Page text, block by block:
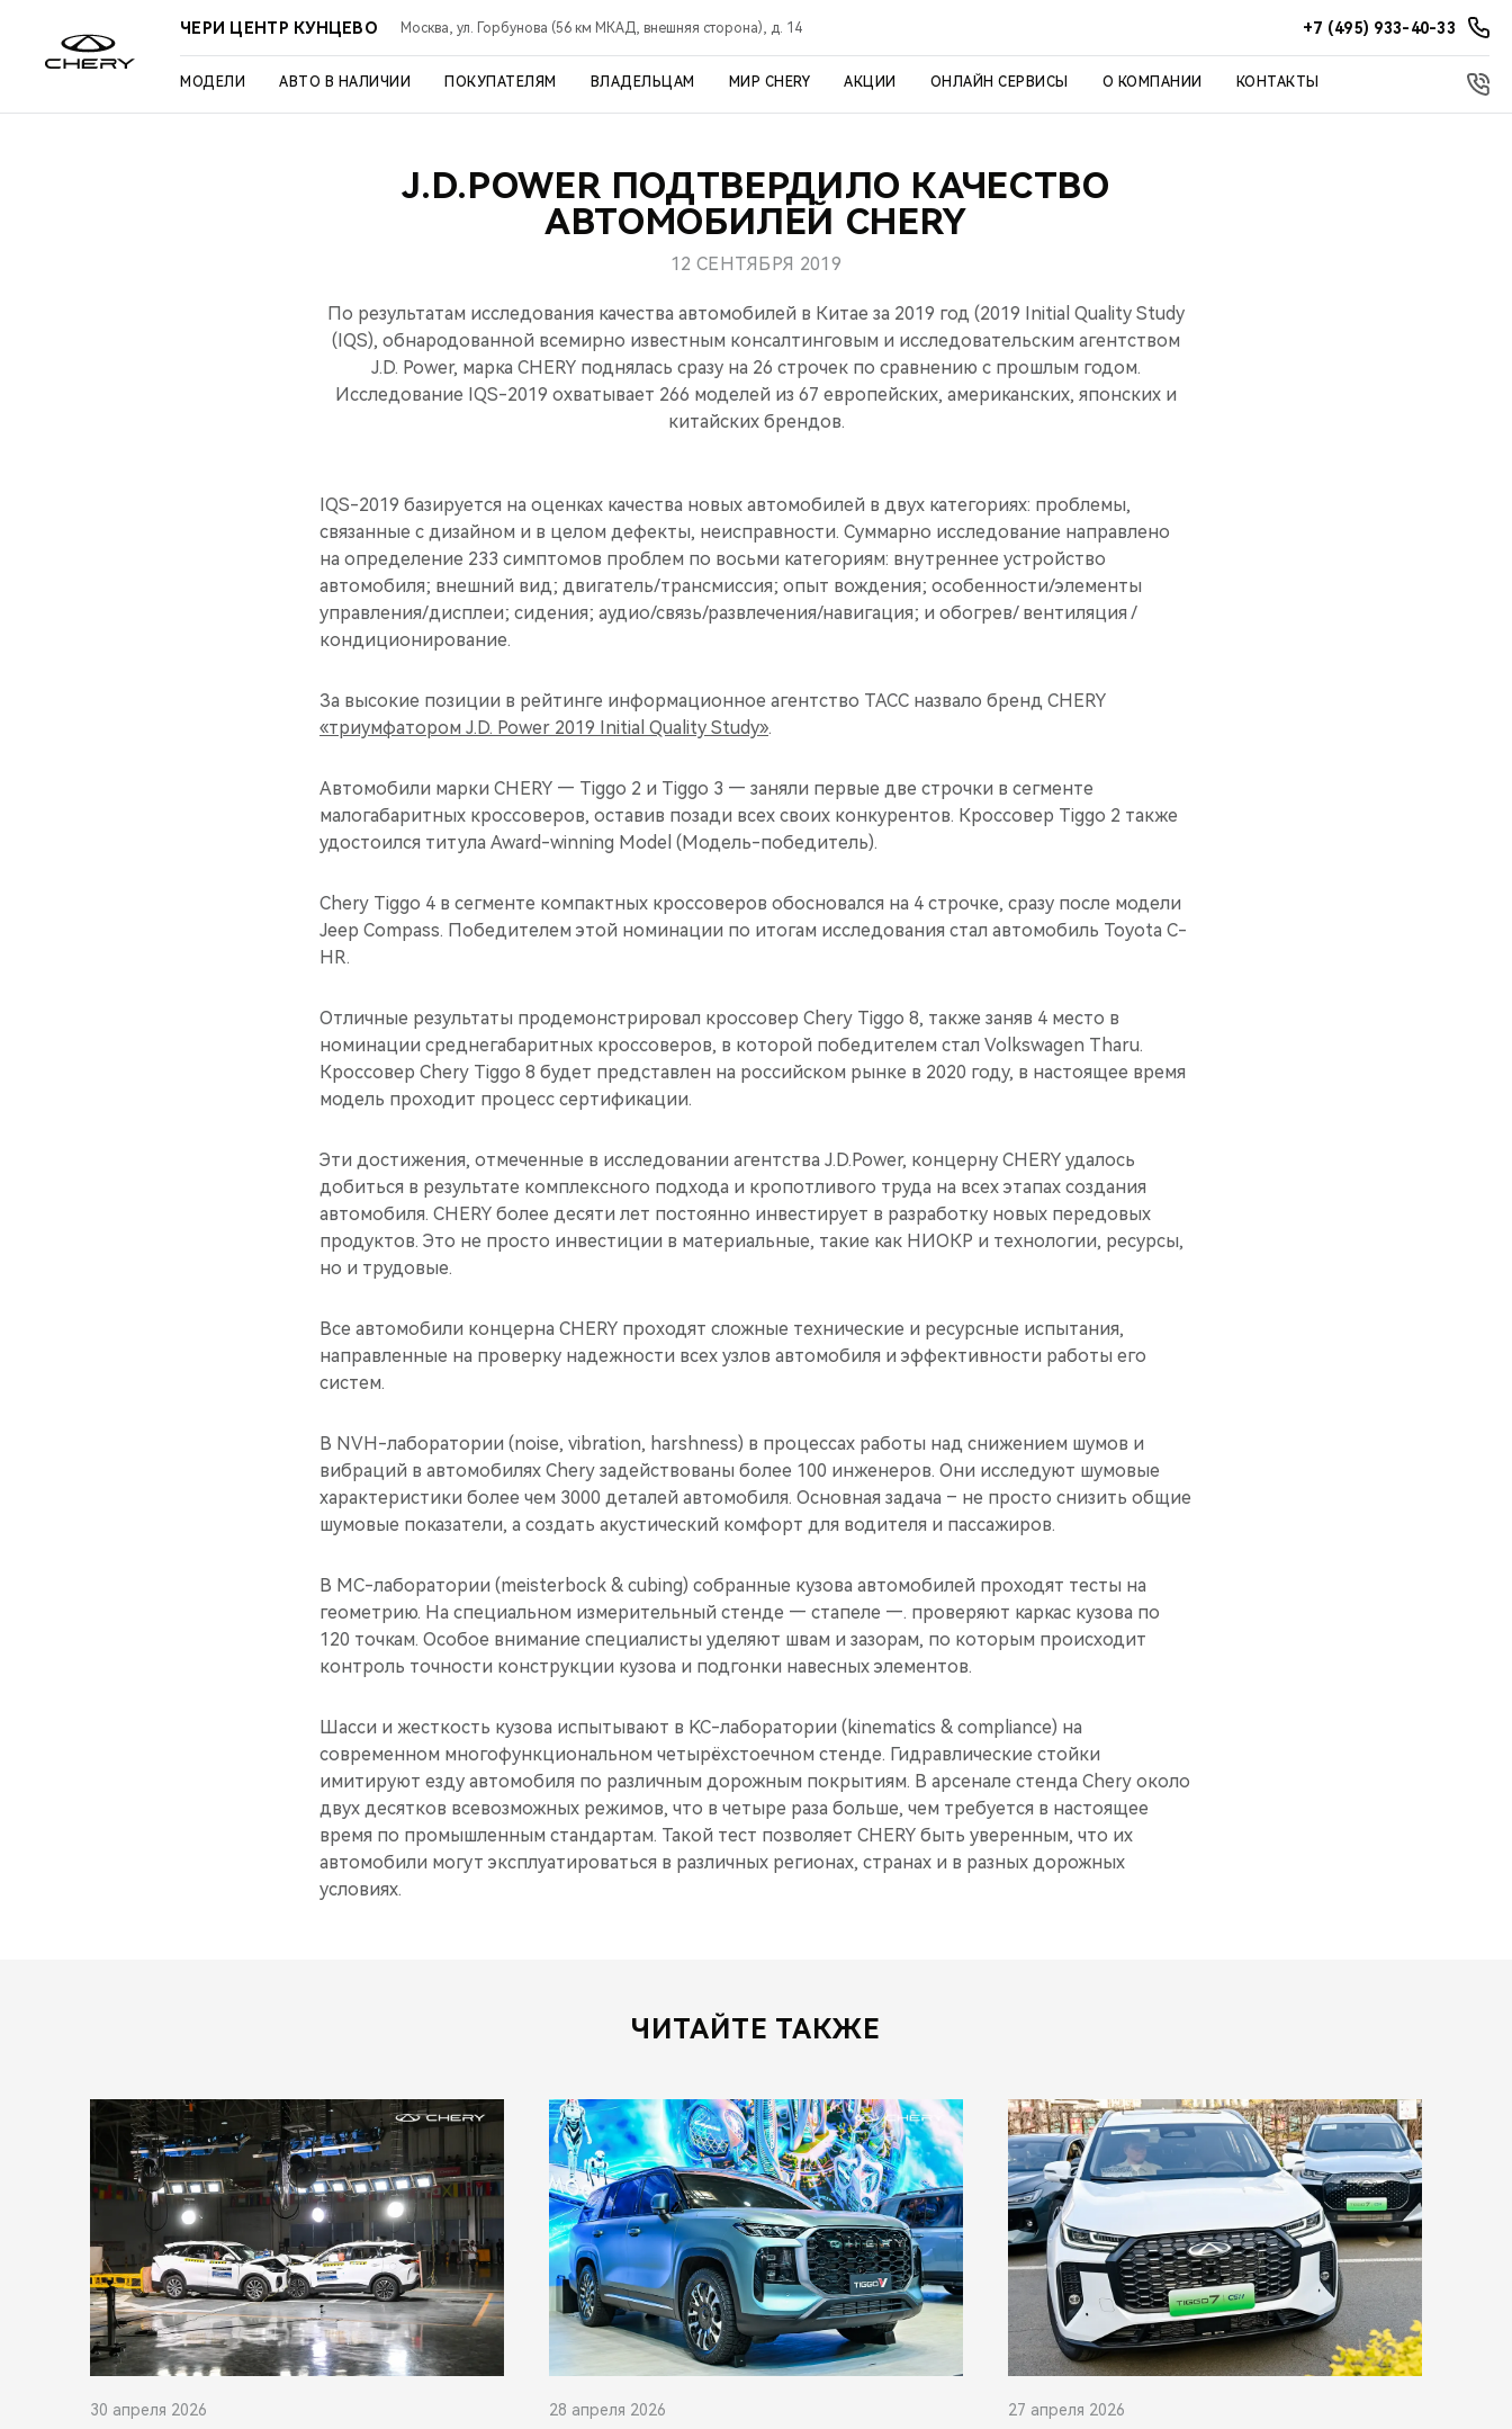
ЧЕРИ ЦЕНТР КУНЦЕВО Москва, ул. Горбунова (56 км МКАД, внешняя сторона), д. 14 +7 (495) 933-40-33
МОДЕЛИ АВТО В НАЛИЧИИ ПОКУПАТЕЛЯМ ВЛАДЕЛЬЦАМ МИР CHERY АКЦИИ ОНЛАЙН СЕРВИСЫ О КОМПАНИИ КОНТАКТЫ
J.D.POWER ПОДТВЕРДИЛО КАЧЕСТВО
АВТОМОБИЛЕЙ CHERY
12 СЕНТЯБРЯ 2019
По результатам исследования качества автомобилей в Китае за 2019 год (2019 Initial Quality Study
(IQS), обнародованной всемирно известным консалтинговым и исследовательским агентством
J.D. Power, марка CHERY поднялась сразу на 26 строчек по сравнению с прошлым годом.
Исследование IQS-2019 охватывает 266 моделей из 67 европейских, американских, японских и
китайских брендов.
IQS-2019 базируется на оценках качества новых автомобилей в двух категориях: проблемы,
связанные с дизайном и в целом дефекты, неисправности. Суммарно исследование направлено
на определение 233 симптомов проблем по восьми категориям: внутреннее устройство
автомобиля; внешний вид; двигатель/трансмиссия; опыт вождения; особенности/элементы
управления/дисплеи; сидения; аудио/связь/развлечения/навигация; и обогрев/ вентиляция /
кондиционирование.
За высокие позиции в рейтинге информационное агентство ТАСС назвало бренд CHERY
«триумфатором J.D. Power 2019 Initial Quality Study».
Автомобили марки CHERY — Tiggo 2 и Tiggo 3 — заняли первые две строчки в сегменте
малогабаритных кроссоверов, оставив позади всех своих конкурентов. Кроссовер Tiggo 2 также
удостоился титула Award-winning Model (Модель-победитель).
Chery Tiggo 4 в сегменте компактных кроссоверов обосновался на 4 строчке, сразу после модели
Jeep Compass. Победителем этой номинации по итогам исследования стал автомобиль Toyota C-
HR.
Отличные результаты продемонстрировал кроссовер Chery Tiggo 8, также заняв 4 место в
номинации среднегабаритных кроссоверов, в которой победителем стал Volkswagen Tharu.
Кроссовер Chery Tiggo 8 будет представлен на российском рынке в 2020 году, в настоящее время
модель проходит процесс сертификации.
Эти достижения, отмеченные в исследовании агентства J.D.Power, концерну CHERY удалось
добиться в результате комплексного подхода и кропотливого труда на всех этапах создания
автомобиля. CHERY более десяти лет постоянно инвестирует в разработку новых передовых
продуктов. Это не просто инвестиции в материальные, такие как НИОКР и технологии, ресурсы,
но и трудовые.
Все автомобили концерна CHERY проходят сложные технические и ресурсные испытания,
направленные на проверку надежности всех узлов автомобиля и эффективности работы его
систем.
В NVH-лаборатории (noise, vibration, harshness) в процессах работы над снижением шумов и
вибраций в автомобилях Chery задействованы более 100 инженеров. Они исследуют шумовые
характеристики более чем 3000 деталей автомобиля. Основная задача – не просто снизить общие
шумовые показатели, а создать акустический комфорт для водителя и пассажиров.
В MС-лаборатории (meisterbock & cubing) собранные кузова автомобилей проходят тесты на
геометрию. На специальном измерительный стенде — стапеле —. проверяют каркас кузова по
120 точкам. Особое внимание специалисты уделяют швам и зазорам, по которым происходит
контроль точности конструкции кузова и подгонки навесных элементов.
Шасси и жесткость кузова испытывают в KC-лаборатории (kinematics & compliance) на
современном многофункциональном четырёхстоечном стенде. Гидравлические стойки
имитируют езду автомобиля по различным дорожным покрытиям. В арсенале стенда Chery около
двух десятков всевозможных режимов, что в четыре раза больше, чем требуется в настоящее
время по промышленным стандартам. Такой тест позволяет CHERY быть уверенным, что их
автомобили могут эксплуатироваться в различных регионах, странах и в разных дорожных
условиях.
ЧИТАЙТЕ ТАКЖЕ
30 апреля 2026 28 апреля 2026 27 апреля 2026